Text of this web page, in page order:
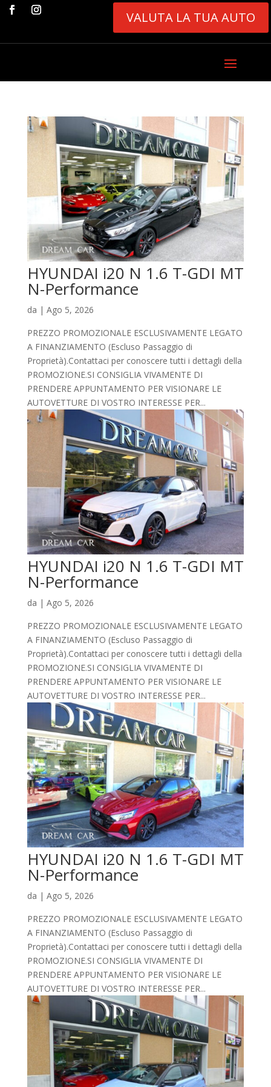
VALUTA LA TUA AUTO
HYUNDAI i20 N 1.6 T-GDI MT
N-Performance
da | Ago 5, 2026
PREZZO PROMOZIONALE ESCLUSIVAMENTE LEGATO
A FINANZIAMENTO (Escluso Passaggio di
Proprietà).Contattaci per conoscere tutti i dettagli della
PROMOZIONE.SI CONSIGLIA VIVAMENTE DI
PRENDERE APPUNTAMENTO PER VISIONARE LE
AUTOVETTURE DI VOSTRO INTERESSE PER...
HYUNDAI i20 N 1.6 T-GDI MT
N-Performance
da | Ago 5, 2026
PREZZO PROMOZIONALE ESCLUSIVAMENTE LEGATO
A FINANZIAMENTO (Escluso Passaggio di
Proprietà).Contattaci per conoscere tutti i dettagli della
PROMOZIONE.SI CONSIGLIA VIVAMENTE DI
PRENDERE APPUNTAMENTO PER VISIONARE LE
AUTOVETTURE DI VOSTRO INTERESSE PER...
HYUNDAI i20 N 1.6 T-GDI MT
N-Performance
da | Ago 5, 2026
PREZZO PROMOZIONALE ESCLUSIVAMENTE LEGATO
A FINANZIAMENTO (Escluso Passaggio di
Proprietà).Contattaci per conoscere tutti i dettagli della
PROMOZIONE.SI CONSIGLIA VIVAMENTE DI
PRENDERE APPUNTAMENTO PER VISIONARE LE
AUTOVETTURE DI VOSTRO INTERESSE PER...